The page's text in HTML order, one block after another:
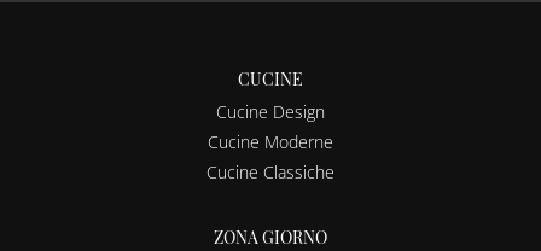
CUCINE
Cucine Design
Cucine Moderne
Cucine Classiche
ZONA GIORNO